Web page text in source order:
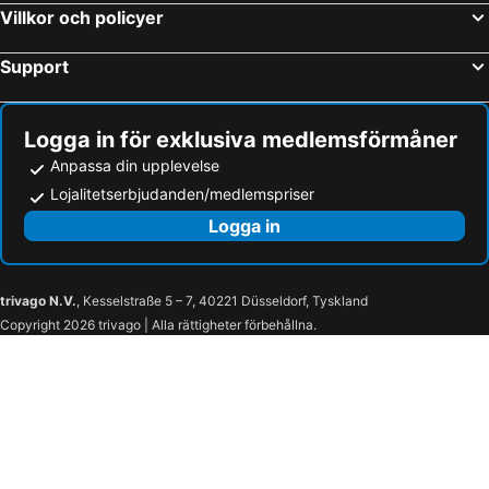
La Mirada
Hotel Allsun Barlovento
Villkor och policyer
Support
Logga in för exklusiva medlemsförmåner
Anpassa din upplevelse
Lojalitetserbjudanden/medlemspriser
Logga in
trivago N.V., Kesselstraße 5 – 7, 40221 Düsseldorf, Tyskland
Copyright 2026 trivago | Alla rättigheter förbehållna.